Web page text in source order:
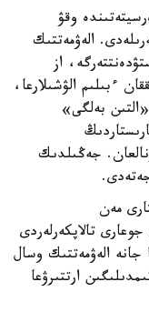
وقۋ
بويىنشا بەرىلەدى. الەۋمەتتىك
از
ءبىلىم الۋشىلارعا،
«التىن بەلگى»
جەڭىلدىك
مەن
تالاپكەرلەردى
جانە الەۋمەتتىك وسال
ارتتىرۋعا